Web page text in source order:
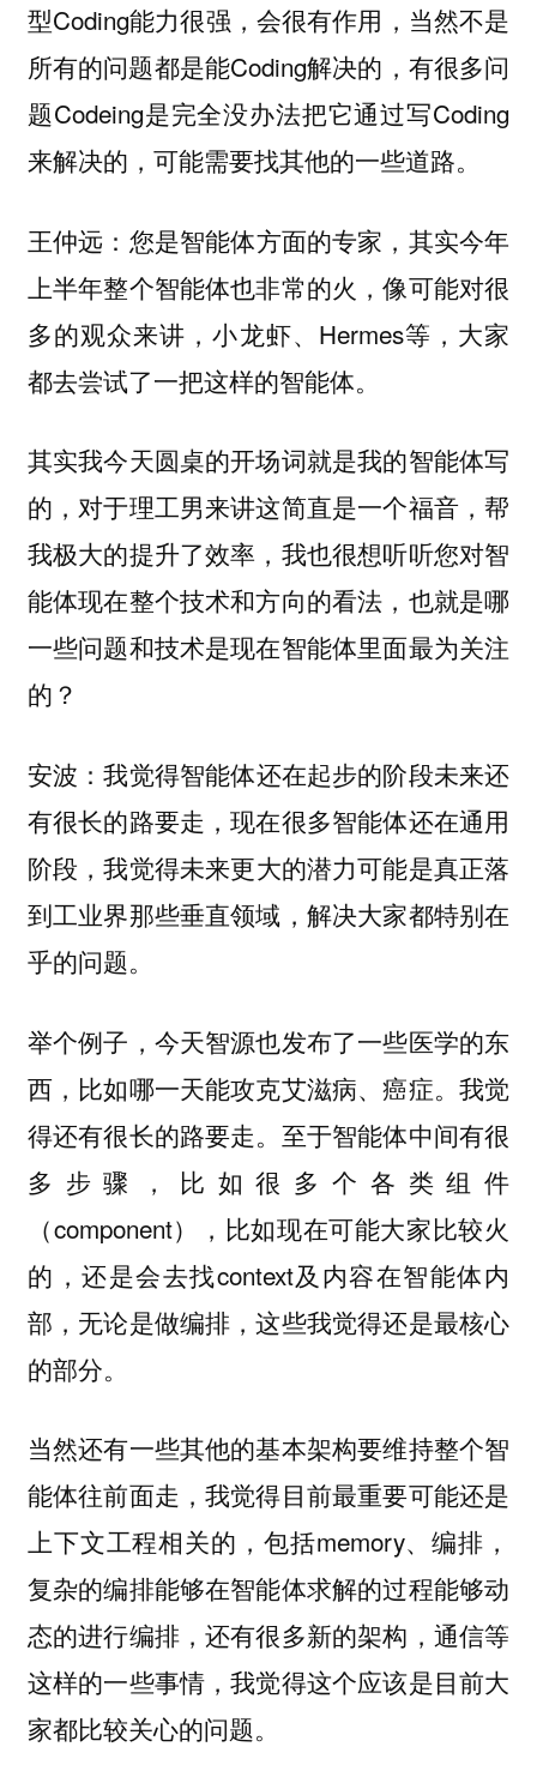
型Coding能力很强，会很有作用，当然不是
所有的问题都是能Coding解决的，有很多问
题Codeing是完全没办法把它通过写Coding
来解决的，可能需要找其他的一些道路。
王仲远 ：您是智能体方面的专家，其实今年
上半年整个智能体也非常的火，像可能对很
多的观众来讲，小龙虾、Hermes等，大家
都去尝试了一把这样的智能体。
其实我今天圆桌的开场词就是我的智能体写
的，对于理工男来讲这简直是一个福音，帮
我极大的提升了效率，我也很想听听您对智
能体现在整个技术和方向的看法，也就是哪
一些问题和技术是现在智能体里面最为关注
的？
安波 ：我觉得智能体还在起步的阶段未来还
有很长的路要走，现在很多智能体还在通用
阶段，我觉得未来更大的潜力可能是真正落
到工业界那些垂直领域 ，解决大家都特别在
乎的问题。
举个例子，今天智源也发布了一些医学的东
西，比如哪一天能攻克艾滋病、癌症。我觉
得还有很长的路要走。至于智能体中间有很
多步骤，比如很多个各类组件
（component），比如现在可能大家比较火
的，还是会去找context及内容在智能体内
部，无论是做编排，这些我觉得还是最核心
的部分。
当然还有一些其他的基本架构要维持整个智
能体往前面走，我觉得目前最重要可能还是
上下文工程相关的，包括memory、编排，
复杂的编排能够在智能体求解的过程能够动
态的进行编排，还有很多新的架构，通信等
这样的一些事情，我觉得这个应该是目前大
家都比较关心的问题。